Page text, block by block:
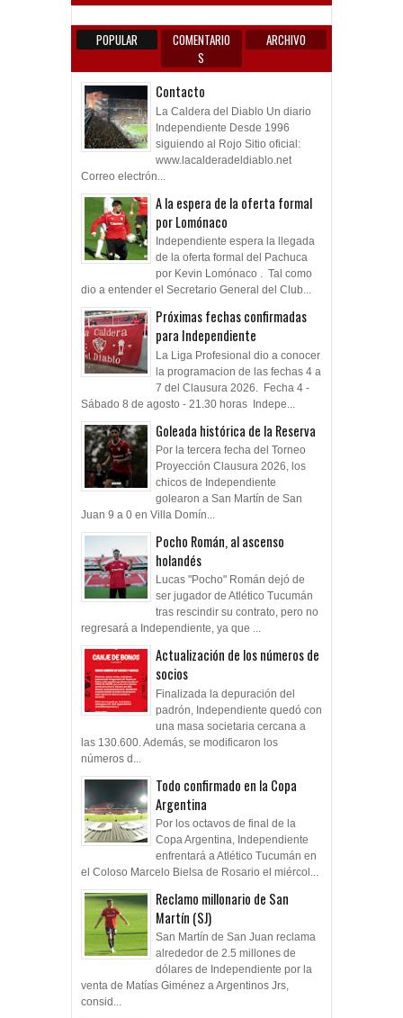
POPULAR
COMENTARIO
S
ARCHIVO
Contacto
La Caldera del Diablo Un diario
Independiente Desde 1996
siguiendo al Rojo Sitio oficial:
www.lacalderadeldiablo.net
Correo electrón...
A la espera de la oferta formal
por Lomónaco
Independiente espera la llegada
de la oferta formal del Pachuca
por Kevin Lomónaco . Tal como
dio a entender el Secretario General del Club...
Próximas fechas confirmadas
para Independiente
La Liga Profesional dio a conocer
la programacion de las fechas 4 a
7 del Clausura 2026. Fecha 4 -
Sábado 8 de agosto - 21.30 horas Indepe...
Goleada histórica de la Reserva
Por la tercera fecha del Torneo
Proyección Clausura 2026, los
chicos de Independiente
golearon a San Martín de San
Juan 9 a 0 en Villa Domín...
Pocho Román, al ascenso
holandés
Lucas "Pocho" Román dejó de
ser jugador de Atlético Tucumán
tras rescindir su contrato, pero no
regresará a Independiente, ya que ...
Actualización de los números de
socios
Finalizada la depuración del
padrón, Independiente quedó con
una masa societaria cercana a
las 130.600. Además, se modificaron los
números d...
Todo confirmado en la Copa
Argentina
Por los octavos de final de la
Copa Argentina, Independiente
enfrentará a Atlético Tucumán en
el Coloso Marcelo Bielsa de Rosario el miércol...
Reclamo millonario de San
Martín (SJ)
San Martín de San Juan reclama
alrededor de 2.5 millones de
dólares de Independiente por la
venta de Matías Giménez a Argentinos Jrs,
consid...